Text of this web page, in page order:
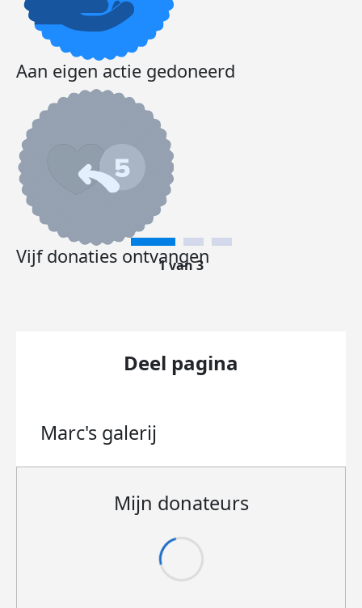
Aan eigen actie gedoneerd
Vijf donaties ontvangen
1 van 3
Deel pagina
Marc's galerij
Mijn donateurs